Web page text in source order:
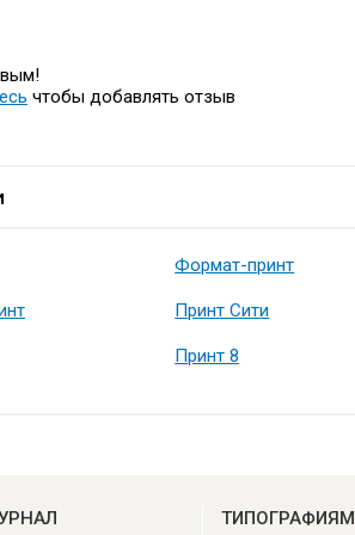
чтобы добавлять отзыв
Формат-принт
Принт Сити
Принт 8
ТИПОГРАФИЯМ